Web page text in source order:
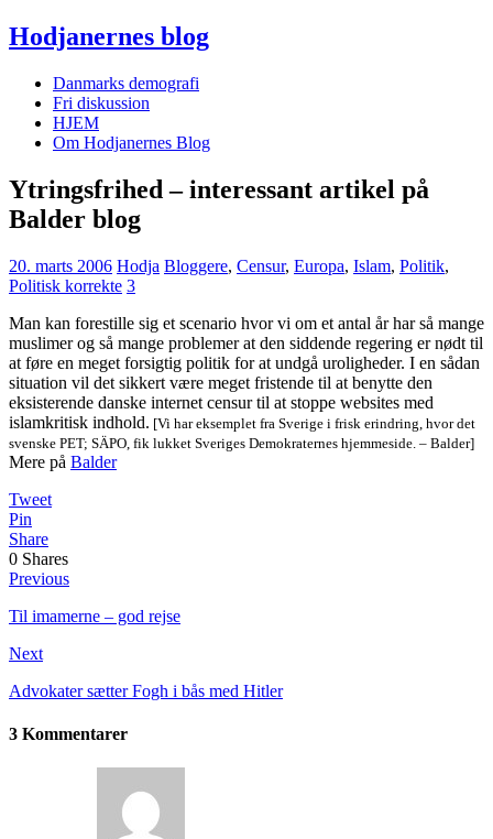
Hodjanernes blog
Danmarks demografi
Fri diskussion
HJEM
Om Hodjanernes Blog
Ytringsfrihed – interessant artikel på
Balder blog
20. marts 2006 Hodja Bloggere, Censur, Europa, Islam, Politik,
Politisk korrekte 3
Man kan forestille sig et scenario hvor vi om et antal år har så mange
muslimer og så mange problemer at den siddende regering er nødt til
at føre en meget forsigtig politik for at undgå uroligheder. I en sådan
situation vil det sikkert være meget fristende til at benytte den
eksisterende danske internet censur til at stoppe websites med
islamkritisk indhold. [Vi har eksemplet fra Sverige i frisk erindring, hvor det
svenske PET; SÄPO, fik lukket Sveriges Demokraternes hjemmeside. – Balder]
Mere på Balder
Tweet
Pin
Share
0 Shares
Previous
Til imamerne – god rejse
Next
Advokater sætter Fogh i bås med Hitler
3 Kommentarer